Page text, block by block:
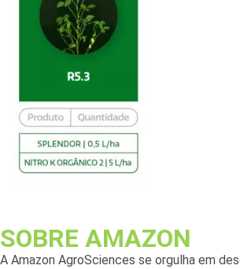
SOBRE AMAZON
A Amazon AgroSciences se orgulha em